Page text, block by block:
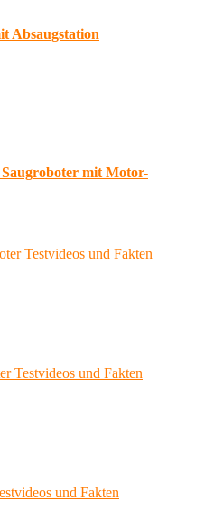
Absaugstation
mit Motor-